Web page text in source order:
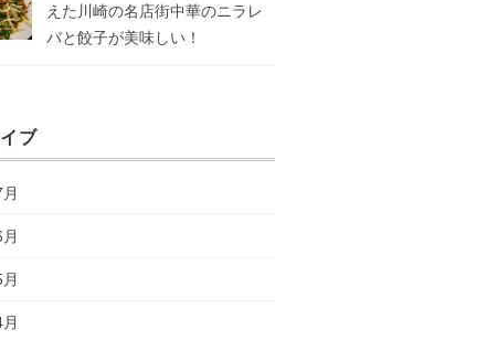
えた川崎の名店街中華のニラレ
バと餃子が美味しい！
ブ